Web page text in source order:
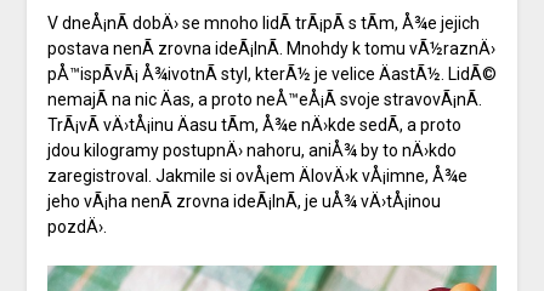
V dneÅ¡nÃ­ dobÄ› se mnoho lidÃ­ trÃ¡pÃ­ s tÃ­m, Å¾e jejich
postava nenÃ­ zrovna ideÃ¡lnÃ­. Mnohdy k tomu vÃ½raznÄ›
pÅ™ispÃ­vÃ¡ Å¾ivotnÃ­ styl, kterÃ½ je velice ÄastÃ½. LidÃ©
nemajÃ­ na nic Äas, a proto neÅ™eÅ¡Ã­ svoje stravovÃ¡nÃ­.
TrÃ¡vÃ­ vÄ›tÅ¡inu Äasu tÃ­m, Å¾e nÄ›kde sedÃ­, a proto
jdou kilogramy postupnÄ› nahoru, aniÅ¾ by to nÄ›kdo
zaregistroval. Jakmile si ovÅ¡em ÄlovÄ›k vÅ¡imne, Å¾e
jeho vÃ¡ha nenÃ­ zrovna ideÃ¡lnÃ­, je uÅ¾ vÄ›tÅ¡inou
pozdÄ›.